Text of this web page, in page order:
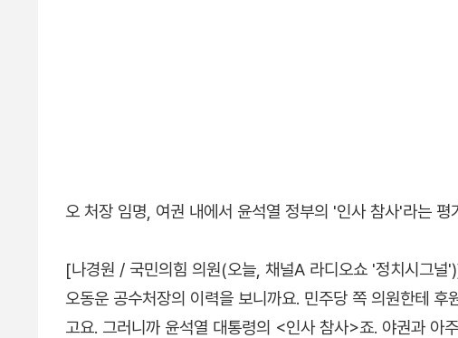
오 처장 임명, 여권 내에서 윤석열 정부의 '인사 참사'라는 평
[나경원 / 국민의힘 의원(오늘, 채널A 라디오쇼 '정치시그널
오동운 공수처장의 이력을 보니까요. 민주당 쪽 의원한테
고요. 그러니까 윤석열 대통령의 <인사 참사>죠. 야권과 아